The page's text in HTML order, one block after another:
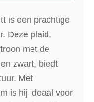
is een prachtige
Deze plaid,
met de
zwart, biedt
Met
is hij ideaal voor